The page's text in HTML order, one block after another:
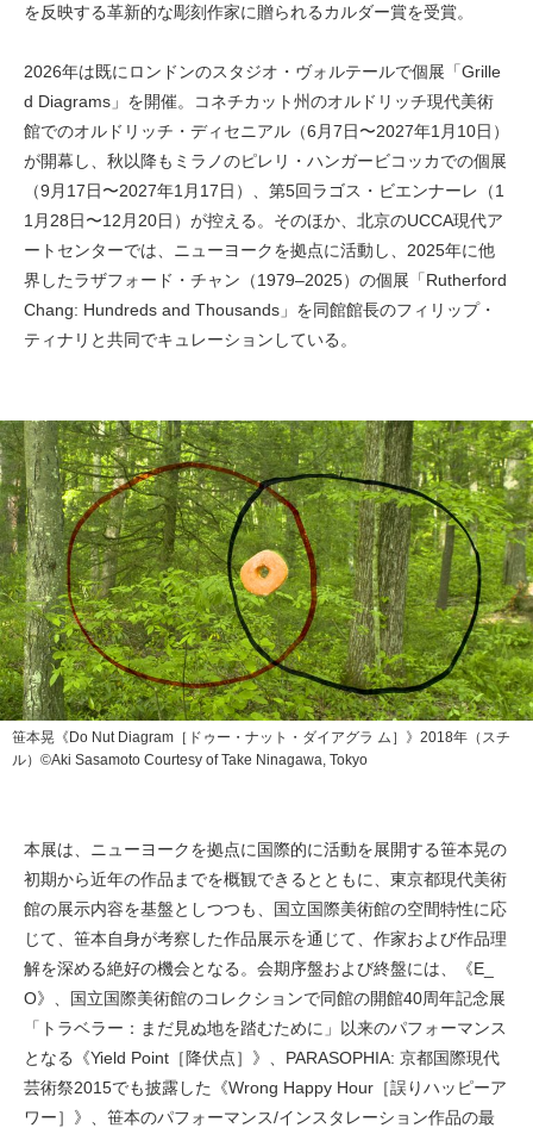
を反映する革新的な彫刻作家に贈られるカルダー賞を受賞。
2026年は既にロンドンのスタジオ・ヴォルテールで個展「Grille
d Diagrams」を開催。コネチカット州のオルドリッチ現代美術
館でのオルドリッチ・ディセニアル（6月7日〜2027年1月10日）
が開幕し、秋以降もミラノのピレリ・ハンガービコッカでの個展
（9月17日〜2027年1月17日）、第5回ラゴス・ビエンナーレ（1
1月28日〜12月20日）が控える。そのほか、北京のUCCA現代ア
ートセンターでは、ニューヨークを拠点に活動し、2025年に他
界したラザフォード・チャン（1979–2025）の個展「Rutherford
Chang: Hundreds and Thousands」を同館館長のフィリップ・
ティナリと共同でキュレーションしている。
笹本晃《Do Nut Diagram［ドゥー・ナット・ダイアグラ ム］》2018年（スチ
ル）©Aki Sasamoto Courtesy of Take Ninagawa, Tokyo
本展は、ニューヨークを拠点に国際的に活動を展開する笹本晃の
初期から近年の作品までを概観できるとともに、東京都現代美術
館の展示内容を基盤としつつも、国立国際美術館の空間特性に応
じて、笹本自身が考察した作品展示を通じて、作家および作品理
解を深める絶好の機会となる。会期序盤および終盤には、《E_
O》、国立国際美術館のコレクションで同館の開館40周年記念展
「トラベラー：まだ見ぬ地を踏むために」以来のパフォーマンス
となる《Yield Point［降伏点］》、PARASOPHIA: 京都国際現代
芸術祭2015でも披露した《Wrong Happy Hour［誤りハッピーア
ワー］》、笹本のパフォーマンス/インスタレーション作品の最